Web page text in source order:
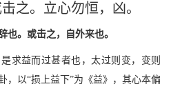
之。立心勿恒，凶。
也。或击之，自外来也。
求益而过甚者也，太过则变，变则
，以“损上益下”为《益》，其心本偏